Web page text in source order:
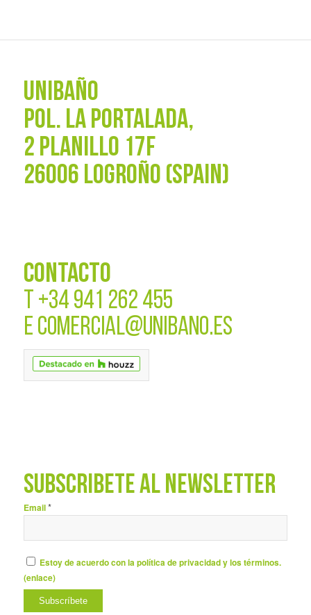
UNIBAÑO
POL. La Portalada,
2 PLANILLO 17F
26006 LOGROÑO (SPAIN)
CONTACTO
T +34 941 262 455
E COMERCIAL@UNIBANO.ES
SUBSCRÍBETE AL NEWSLETTER
Email*
Estoy de acuerdo con la política de privacidad y los términos.
(enlace)